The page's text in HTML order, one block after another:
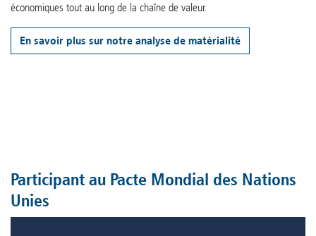
économiques tout au long de la chaîne de valeur.
En savoir plus sur notre analyse de matérialité
Participant au Pacte Mondial des Nations
Unies